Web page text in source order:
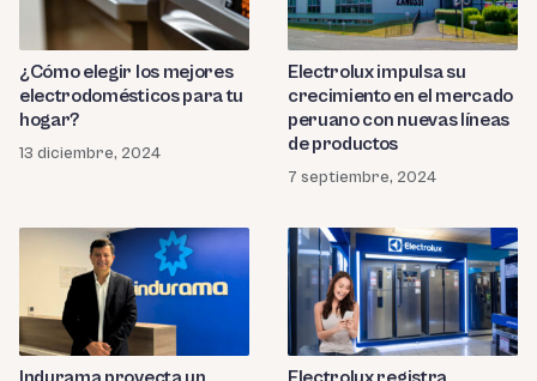
¿Cómo elegir los mejores
electrodomésticos para tu
hogar?
13 diciembre, 2024
Electrolux impulsa su
crecimiento en el mercado
peruano con nuevas líneas
de productos
7 septiembre, 2024